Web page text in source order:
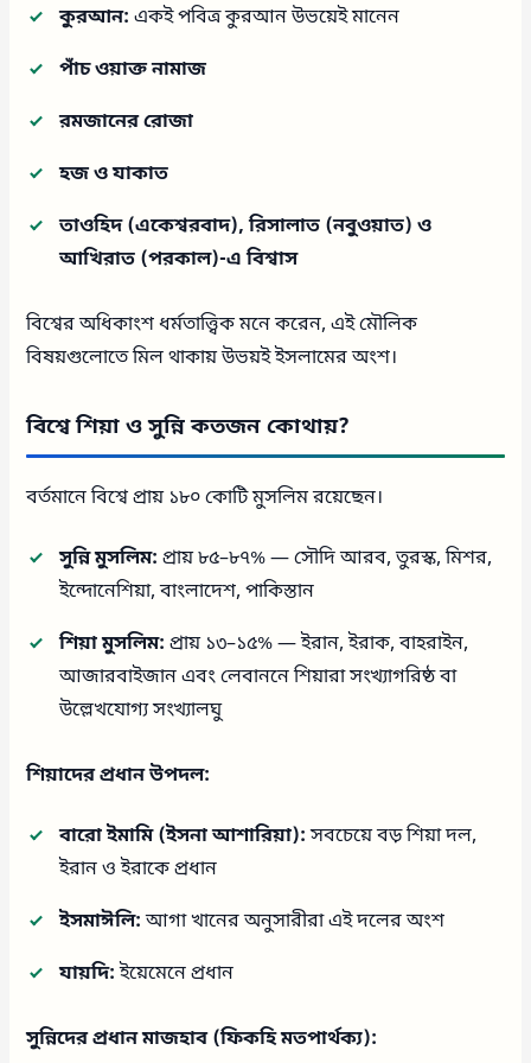
কুরআন: একই পবিত্র কুরআন উভয়েই মানেন
পাঁচ ওয়াক্ত নামাজ
রমজানের রোজা
হজ ও যাকাত
তাওহিদ (একেশ্বরবাদ), রিসালাত (নবুওয়াত) ও
আখিরাত (পরকাল)-এ বিশ্বাস
বিশ্বের অধিকাংশ ধর্মতাত্ত্বিক মনে করেন, এই মৌলিক
বিষয়গুলোতে মিল থাকায় উভয়ই ইসলামের অংশ।
বিশ্বে শিয়া ও সুন্নি কতজন কোথায়?
বর্তমানে বিশ্বে প্রায় ১৮০ কোটি মুসলিম রয়েছেন।
সুন্নি মুসলিম: প্রায় ৮৫–৮৭% — সৌদি আরব, তুরস্ক, মিশর,
ইন্দোনেশিয়া, বাংলাদেশ, পাকিস্তান
শিয়া মুসলিম: প্রায় ১৩–১৫% — ইরান, ইরাক, বাহরাইন,
আজারবাইজান এবং লেবাননে শিয়ারা সংখ্যাগরিষ্ঠ বা
উল্লেখযোগ্য সংখ্যালঘু
শিয়াদের প্রধান উপদল:
বারো ইমামি (ইসনা আশারিয়া):সবচেয়ে বড় শিয়া দল,
ইরান ও ইরাকে প্রধান
ইসমাঈলি:আগা খানের অনুসারীরা এই দলের অংশ
যায়দি:ইয়েমেনে প্রধান
সুন্নিদের প্রধান মাজহাব (ফিকহি মতপার্থক্য):